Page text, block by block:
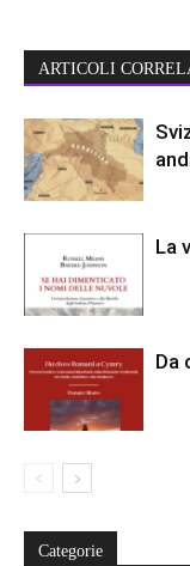
ARTICOLI
La
Da
Categorie